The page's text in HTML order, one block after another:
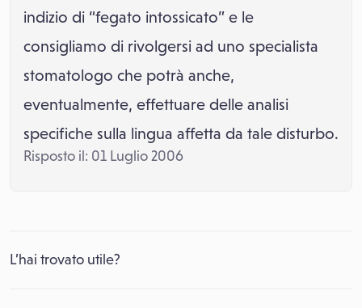
indizio di “fegato intossicato” e le
consigliamo di rivolgersi ad uno specialista
stomatologo che potrà anche,
eventualmente, effettuare delle analisi
specifiche sulla lingua affetta da tale disturbo.
Risposto il: 01 Luglio 2006
L’hai trovato utile?